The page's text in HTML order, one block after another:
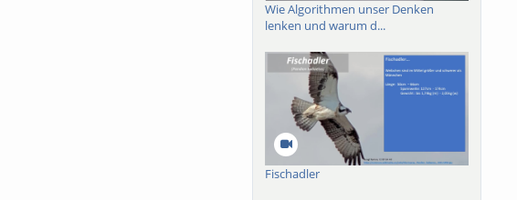
Wie Algorithmen unser Denken
lenken und warum d...
Fischadler